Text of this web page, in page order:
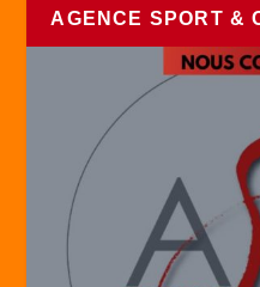
AGENCE SPORT &